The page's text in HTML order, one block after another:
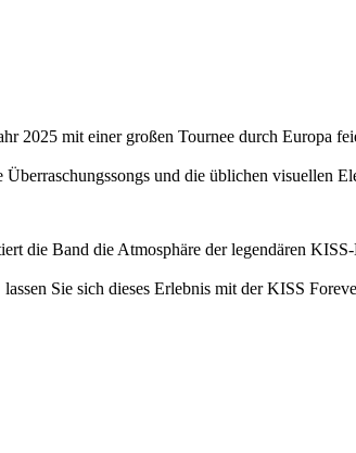
2025 mit einer großen Tournee durch Europa
und die üblichen visuellen
die Band die Atmosphäre der legendären
Sie sich dieses Erlebnis mit der KISS